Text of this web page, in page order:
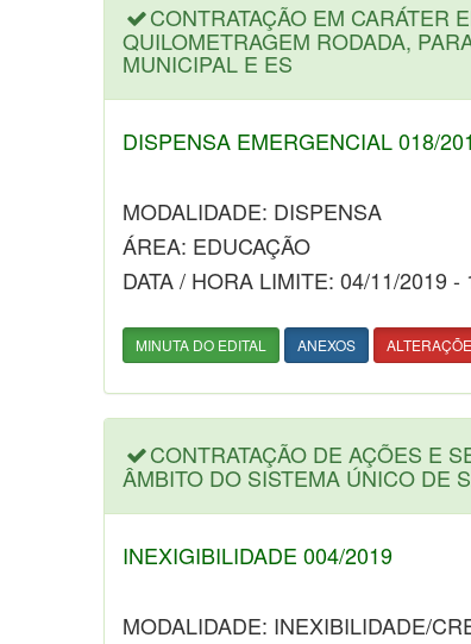
CONTRATAÇÃO EM CARÁTER
QUILOMETRAGEM RODADA,
MUNICIPAL E ES
DISPENSA EMERGENCIAL 018/
MODALIDADE: DISPENSA
ÁREA: EDUCAÇÃO
DATA / HORA LIMITE: 04/11/2019 -
MINUTA DO EDITAL ANEXOS
CONTRATAÇÃO DE AÇÕES E
ÂMBITO DO SISTEMA ÚNICO DE
INEXIGIBILIDADE 004/2019
MODALIDADE: INEXIBILIDADE/